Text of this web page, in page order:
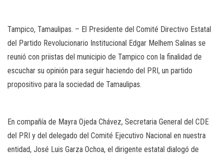
Tampico, Tamaulipas. – El Presidente del Comité Directivo Estatal
del Partido Revolucionario Institucional Edgar Melhem Salinas se
reunió con priistas del municipio de Tampico con la finalidad de
escuchar su opinión para seguir haciendo del PRI, un partido
propositivo para la sociedad de Tamaulipas.
En compañía de Mayra Ojeda Chávez, Secretaria General del CDE
del PRI y del delegado del Comité Ejecutivo Nacional en nuestra
entidad, José Luis Garza Ochoa, el dirigente estatal dialogó de